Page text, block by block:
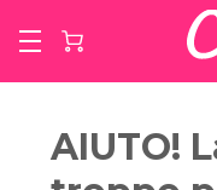
AIUTO!